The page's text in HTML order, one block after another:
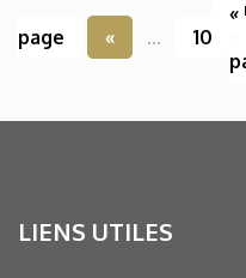
«
page
« ... 10
LIENS UTILES